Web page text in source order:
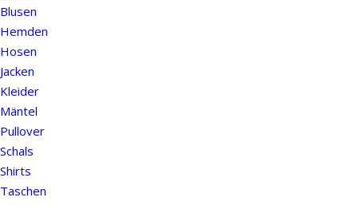
Blusen
Hemden
Hosen
Jacken
Kleider
Mäntel
Pullover
Schals
Shirts
Taschen